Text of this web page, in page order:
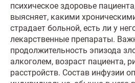
психическое здоровье
выясняет, какими
страдает больной, есть ли у
лекарственные препараты.
продолжительность эпизода
алкоголем, возраст пациента,
расстройств. Состав инфузии